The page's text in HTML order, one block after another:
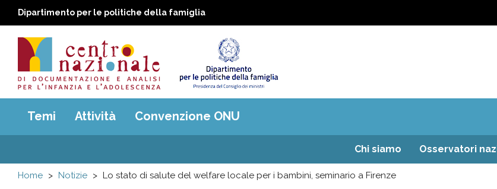
Dipartimento per le politiche della famiglia
Centro
nazionale
di
Main
menu
Temi Attività Convenzione ONU
Chi siamo Osservatori
Home Notizie Lo stato di salute del welfare locale per i bambini, seminario a Firenze